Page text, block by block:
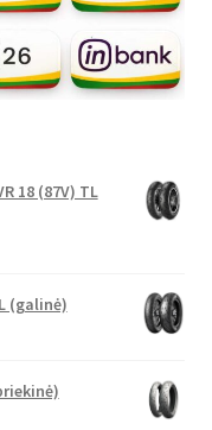
18 (87V) TL
(galinė)